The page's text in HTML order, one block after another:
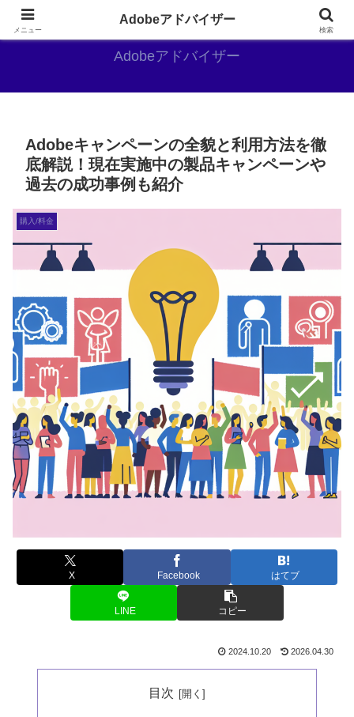
Adobe好きのAdobe推しブログ
Adobeアドバイザー
Adobeキャンペーンの全貌と利用方法を徹
底解説！現在実施中の製品キャンペーンや
過去の成功事例も紹介
購入/料金
X Facebook はてブ
LINE コピー
2024.10.20 2026.04.30
目次
メニュー
Adobeアドバイザー
検索